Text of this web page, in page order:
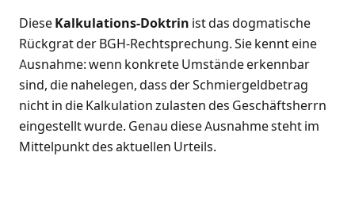
DieseKalkulations-Doktrin ist das dogmatische
Rückgrat der BGH-Rechtsprechung. Sie kennt eine
Ausnahme: wenn konkrete Umstände erkennbar
sind, die nahelegen, dass der Schmiergeldbetrag
nicht in die Kalkulation zulasten des Geschäftsherrn
eingestellt wurde. Genau diese Ausnahme steht im
Mittelpunkt des aktuellen Urteils.